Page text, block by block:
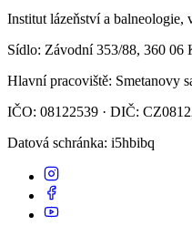
Institut lázeňství a balneologie,
Sídlo: Závodní 353/88, 360 06
Hlavní pracoviště: Smetanovy
IČO: 08122539 · DIČ:
Datová schránka: i5hbibq